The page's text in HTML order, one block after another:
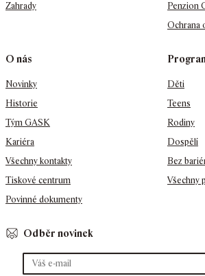
Zahrady
Penzion
Ochrana
O nás
Novinky
Historie
Tým GASK
Kariéra
Všechny kontakty
Tiskové centrum
Povinné dokumenty
Děti
Teens
Rodiny
Dospělí
Bez
Všechny
Odběr novinek